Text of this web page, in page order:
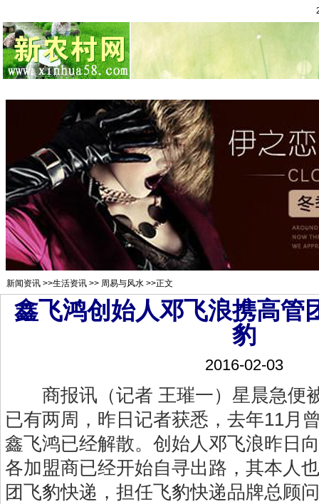
新闻资讯 >>生活资讯 >> 周易与风水 >>正文
鑫飞鸿创始人邓飞浪携高管
豹
2016-02-03
商报讯（记者 王璀一）星晨急便
已有两周，昨日记者获悉，去年11月
鑫飞鸿已经解散。创始人邓飞浪昨日
各加盟商已经开始自寻出路，其本人
团飞豹快递，担任飞豹快递品牌总顾